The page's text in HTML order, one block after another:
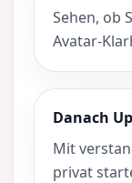
Sehen, ob
Avatar-
Danach
Mit
privat